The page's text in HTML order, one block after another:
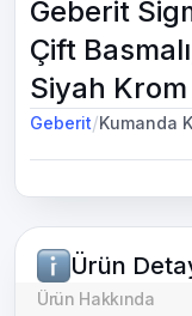
Geberit
Çift
Siyah Krom
Geberit/Kumanda
Ürün
Ürün Hakkında